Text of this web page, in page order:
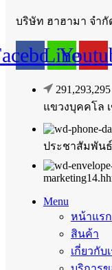
บริษัท ฮาฮามา จำกัด
Line
แขวงบุคคโล
ประชาสัมพันธ์
Menu
หน้าแรก
สินค้า
เกี่ยวกับ